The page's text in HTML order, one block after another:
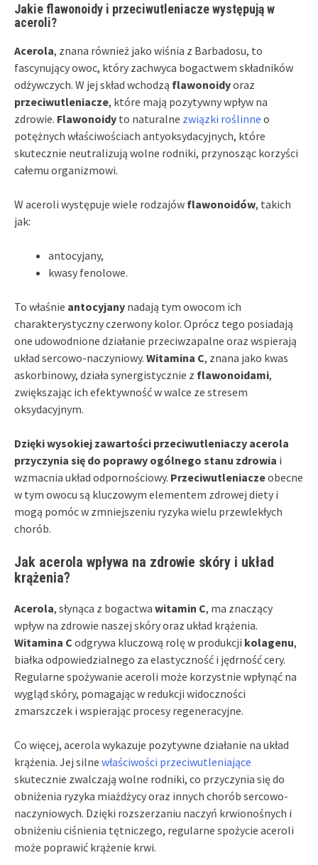
Jakie flawonoidy i przeciwutleniacze występują w
aceroli?
Acerola, znana również jako wiśnia z Barbadosu, to
fascynujący owoc, który zachwyca bogactwem składników
odżywczych. W jej skład wchodzą flawonoidyoraz
przeciwutleniacze, które mają pozytywny wpływ na
zdrowie. Flawonoidy to naturalne związki roślinne o
potężnych właściwościach antyoksydacyjnych, które
skutecznie neutralizują wolne rodniki, przynosząc korzyści
całemu organizmowi.
W aceroli występuje wiele rodzajów flawonoidów, takich
jak:
antocyjany,
kwasy fenolowe.
To właśnie antocyjany nadają tym owocom ich
charakterystyczny czerwony kolor. Oprócz tego posiadają
one udowodnione działanie przeciwzapalne oraz wspierają
układ sercowo-naczyniowy. Witamina C, znana jako kwas
askorbinowy, działa synergistycznie z flawonoidami,
zwiększając ich efektywność w walce ze stresem
oksydacyjnym.
Dzięki wysokiej zawartości przeciwutleniaczy acerola
przyczynia się do poprawy ogólnego stanu zdrowia i
wzmacnia układ odpornościowy. Przeciwutleniaczeobecne
w tym owocu są kluczowym elementem zdrowej diety i
mogą pomóc w zmniejszeniu ryzyka wielu przewlekłych
chorób.
Jak acerola wpływa na zdrowie skóry i układ
krążenia?
Acerola, słynąca z bogactwa witamin C, ma znaczący
wpływ na zdrowie naszej skóry oraz układ krążenia.
Witamina C odgrywa kluczową rolę w produkcji kolagenu,
białka odpowiedzialnego za elastyczność i jędrność cery.
Regularne spożywanie aceroli może korzystnie wpłynąć na
wygląd skóry, pomagając w redukcji widoczności
zmarszczek i wspierając procesy regeneracyjne.
Co więcej, acerola wykazuje pozytywne działanie na układ
krążenia. Jej silne właściwości przeciwutleniające
skutecznie zwalczają wolne rodniki, co przyczynia się do
obniżenia ryzyka miażdżycy oraz innych chorób sercowo-
naczyniowych. Dzięki rozszerzaniu naczyń krwionośnych i
obniżeniu ciśnienia tętniczego, regularne spożycie aceroli
może poprawić krążenie krwi.